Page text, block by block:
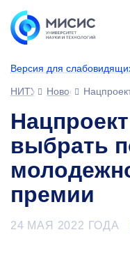
Версия для
НИТУ МИСИС
Новости
выбрать
премии
24 МАЯ 2022 ГОДА